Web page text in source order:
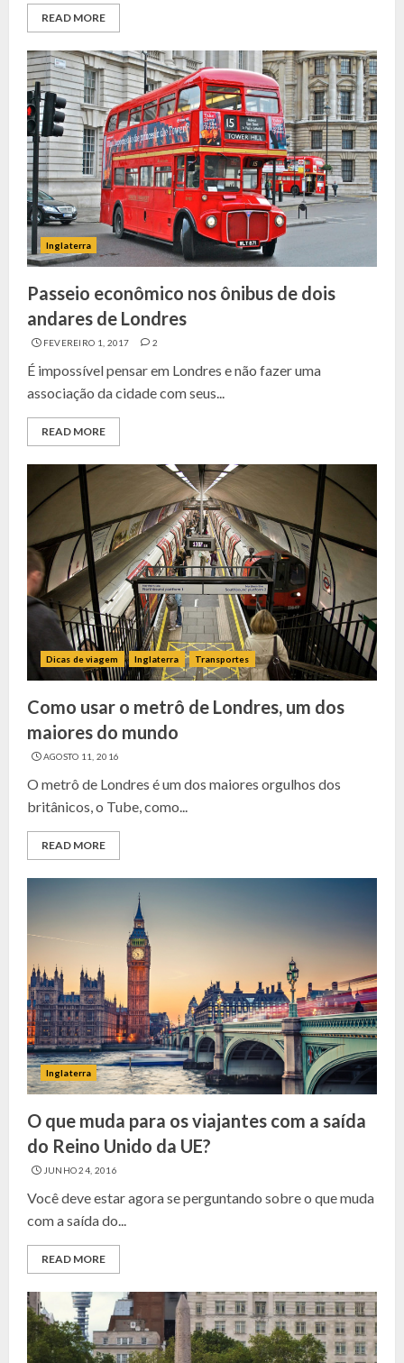
READ MORE
Inglaterra
Passeio econômico nos ônibus de dois
andares de Londres
FEVEREIRO 1, 2017 2
É impossível pensar em Londres e não fazer uma
associação da cidade com seus...
READ MORE
Dicas de viagem Inglaterra Transportes
Como usar o metrô de Londres, um dos
maiores do mundo
AGOSTO 11, 2016
O metrô de Londres é um dos maiores orgulhos dos
britânicos, o Tube, como...
READ MORE
Inglaterra
O que muda para os viajantes com a saída
do Reino Unido da UE?
JUNHO 24, 2016
Você deve estar agora se perguntando sobre o que muda
com a saída do...
READ MORE